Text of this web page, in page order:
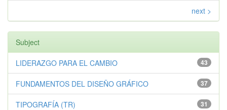
next >
Subject
43
LIDERAZGO PARA EL CAMBIO
37
FUNDAMENTOS DEL DISEÑO GRÁFICO
31
TIPOGRAFÍA (TR)